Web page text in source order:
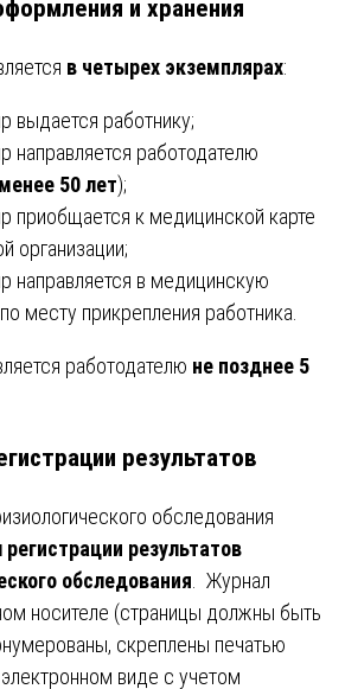
и хранения
в четырех экземплярах:
выдается работнику;
направляется работодателю
50 лет);
приобщается к медицинской карте
организации;
направляется в медицинскую
месту прикрепления работника.
работодателю не позднее 5
результатов
обследования
результатов
обследования . Журнал
носителе (страницы должны быть
скреплены печатью
виде с учетом